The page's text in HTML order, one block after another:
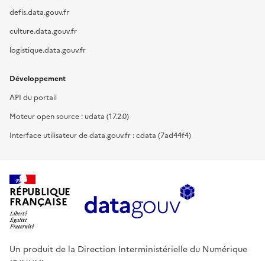
defis.data.gouv.fr
culture.data.gouv.fr
logistique.data.gouv.fr
Développement
API du portail
Moteur open source : udata (17.2.0)
Interface utilisateur de data.gouv.fr : cdata (7ad44f4)
RÉPUBLIQUE
FRANÇAISE
Un produit de la Direction Interministérielle du Numérique